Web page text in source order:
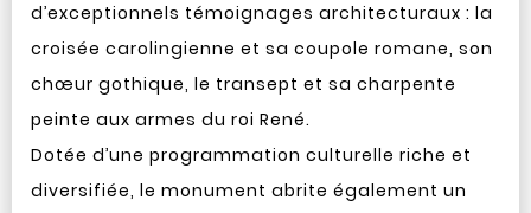
d’exceptionnels témoignages architecturaux : la
croisée carolingienne et sa coupole romane, son
chœur gothique, le transept et sa charpente
peinte aux armes du roi René.
Dotée d’une programmation culturelle riche et
diversifiée, le monument abrite également un